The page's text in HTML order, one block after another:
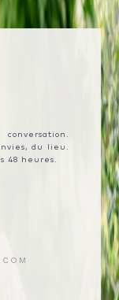
du lieu.
48 heures.